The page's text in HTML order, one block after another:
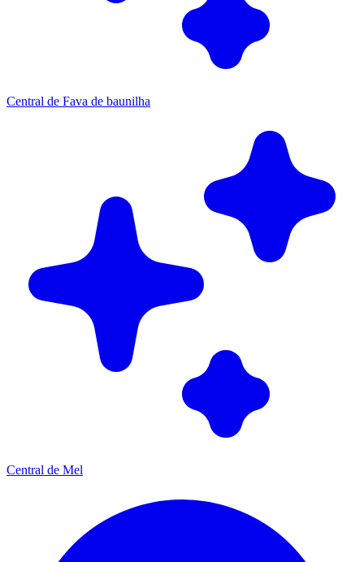
Central de Fava de baunilha
Central de Mel